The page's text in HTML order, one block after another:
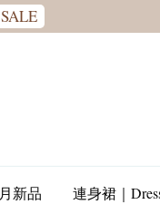
SALE
新品 連身裙｜